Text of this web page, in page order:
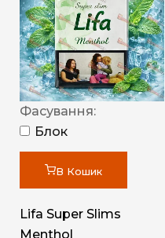
Фасування:
Блок
В Кошик
Lifa Super Slims
Menthol